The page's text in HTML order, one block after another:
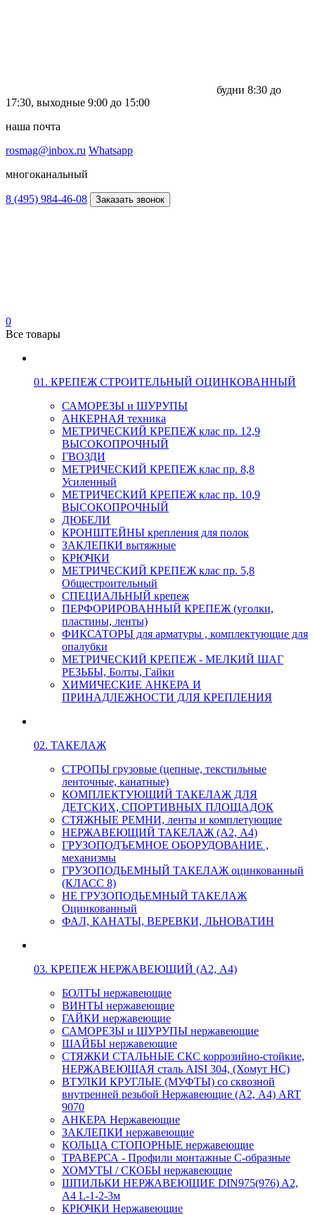
будни 8:30 до
17:30, выходные 9:00 до 15:00
наша почта
rosmag@inbox.ru Whatsapp
многоканальный
8 (495) 984-46-08 Заказать звонок
0
Все товары
01. КРЕПЕЖ СТРОИТЕЛЬНЫЙ ОЦИНКОВАННЫЙ
САМОРЕЗЫ и ШУРУПЫ
АНКЕРНАЯ техника
МЕТРИЧЕСКИЙ КРЕПЕЖ клас пр. 12,9
ВЫСОКОПРОЧНЫЙ
ГВОЗДИ
МЕТРИЧЕСКИЙ КРЕПЕЖ клас пр. 8,8
Усиленный
МЕТРИЧЕСКИЙ КРЕПЕЖ клас пр. 10,9
ВЫСОКОПРОЧНЫЙ
ДЮБЕЛИ
КРОНШТЕЙНЫ крепления для полок
ЗАКЛЕПКИ вытяжные
КРЮЧКИ
МЕТРИЧЕСКИЙ КРЕПЕЖ клас пр. 5,8
Общестроительный
СПЕЦИАЛЬНЫЙ крепеж
ПЕРФОРИРОВАННЫЙ КРЕПЕЖ (уголки,
пластины, ленты)
ФИКСАТОРЫ для арматуры , комплектующие для
опалубки
МЕТРИЧЕСКИЙ КРЕПЕЖ - МЕЛКИЙ ШАГ
РЕЗЬБЫ, Болты, Гайки
ХИМИЧЕСКИЕ АНКЕРА И
ПРИНАДЛЕЖНОСТИ ДЛЯ КРЕПЛЕНИЯ
02. ТАКЕЛАЖ
СТРОПЫ грузовые (цепные, текстильные
ленточные, канатные)
КОМПЛЕКТУЮЩИЙ ТАКЕЛАЖ ДЛЯ
ДЕТСКИХ, СПОРТИВНЫХ ПЛОЩАДОК
СТЯЖНЫЕ РЕМНИ, ленты и комплетующие
НЕРЖАВЕЮЩИЙ ТАКЕЛАЖ (А2, А4)
ГРУЗОПОДЪЕМНОЕ ОБОРУДОВАНИЕ ,
механизмы
ГРУЗОПОДЬЕМНЫЙ ТАКЕЛАЖ оцинкованный
(КЛАСС 8)
НЕ ГРУЗОПОДЬЕМНЫЙ ТАКЕЛАЖ
Оцинкованный
ФАЛ, КАНАТЫ, ВЕРЕВКИ, ЛЬНОВАТИН
03. КРЕПЕЖ НЕРЖАВЕЮЩИЙ (А2, А4)
БОЛТЫ нержавеющие
ВИНТЫ нержавеющие
ГАЙКИ нержавеющие
САМОРЕЗЫ и ШУРУПЫ нержавеющие
ШАЙБЫ нержавеющие
СТЯЖКИ СТАЛЬНЫЕ СКС коррозийно-стойкие,
НЕРЖАВЕЮЩАЯ сталь AISI 304, (Хомут НС)
ВТУЛКИ КРУГЛЫЕ (МУФТЫ) со сквозной
внутренней резьбой Нержавеющие (А2, А4) ART
9070
АНКЕРА Нержавеющие
ЗАКЛЕПКИ нержавеющие
КОЛЬЦА СТОПОРНЫЕ нержавеющие
ТРАВЕРСА - Профили монтажные С-образные
ХОМУТЫ / СКОБЫ нержавеющие
ШПИЛЬКИ НЕРЖАВЕЮЩИЕ DIN975(976) A2,
А4 L-1-2-3м
КРЮЧКИ Нержавеющие